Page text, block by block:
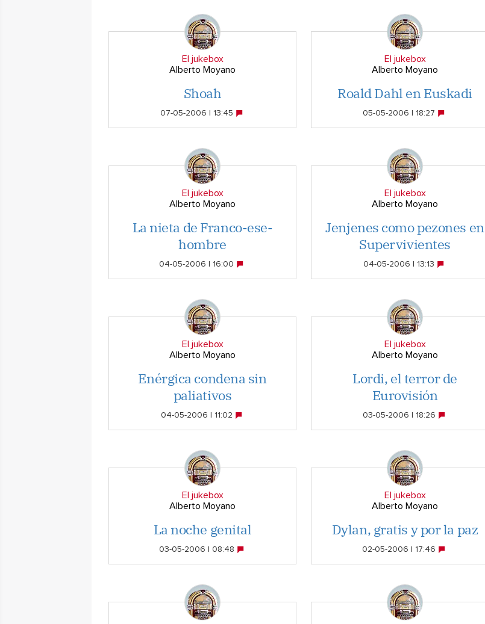
El jukebox
Alberto Moyano
Shoah
07-05-2006 | 13:45
El jukebox
Alberto Moyano
Roald Dahl en Euskadi
05-05-2006 | 18:27
El jukebox
Alberto Moyano
La nieta de Franco-ese-
hombre
04-05-2006 | 16:00
El jukebox
Alberto Moyano
Jenjenes como pezones en
Supervivientes
04-05-2006 | 13:13
El jukebox
Alberto Moyano
Enérgica condena sin
paliativos
04-05-2006 | 11:02
El jukebox
Alberto Moyano
Lordi, el terror de
Eurovisión
03-05-2006 | 18:26
El jukebox
Alberto Moyano
La noche genital
03-05-2006 | 08:48
El jukebox
Alberto Moyano
Dylan, gratis y por la paz
02-05-2006 | 17:46